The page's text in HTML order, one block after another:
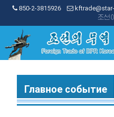
850-2-3815926
조선
Главное событие